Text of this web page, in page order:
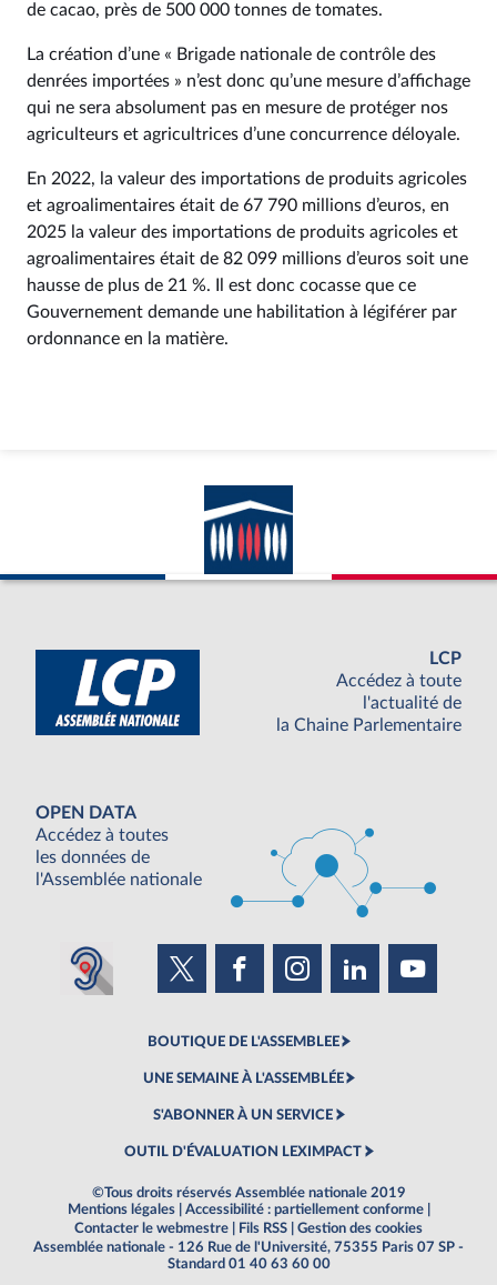
de cacao, près de 500 000 tonnes de tomates.
La création d’une « Brigade nationale de contrôle des
denrées importées » n’est donc qu’une mesure d’affichage
qui ne sera absolument pas en mesure de protéger nos
agriculteurs et agricultrices d’une concurrence déloyale.
En 2022, la valeur des importations de produits agricoles
et agroalimentaires était de 67 790 millions d’euros, en
2025 la valeur des importations de produits agricoles et
agroalimentaires était de 82 099 millions d’euros soit une
hausse de plus de 21 %. Il est donc cocasse que ce
Gouvernement demande une habilitation à légiférer par
ordonnance en la matière.
LCP
Accédez à toute
l'actualité de
la Chaine Parlementaire
OPEN DATA
Accédez à toutes
les données de
l'Assemblée nationale
BOUTIQUE DE L'ASSEMBLEE
UNE SEMAINE À L'ASSEMBLÉE
S'ABONNER À UN SERVICE
OUTIL D'ÉVALUATION LEXIMPACT
©Tous droits réservés Assemblée nationale 2019
Mentions légales
Accessibilité : partiellement conforme
Contacter le webmestre
Fils RSS
Gestion des cookies
Assemblée nationale - 126 Rue de l'Université, 75355 Paris 07 SP -
Standard 01 40 63 60 00